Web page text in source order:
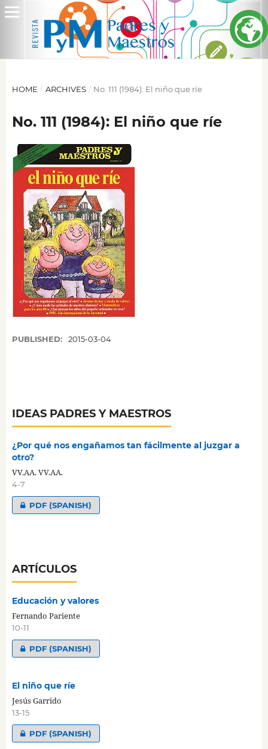
HOME / ARCHIVES / No. 111 (1984): El niño que ríe
No. 111 (1984): El niño que ríe
PUBLISHED: 2015-03-04
IDEAS PADRES Y MAESTROS
¿Por qué nos engañamos tan fácilmente al juzgar a
otro?
VV.AA. VV.AA.
4-7
PDF (SPANISH)
ARTÍCULOS
Educación y valores
Fernando Pariente
10-11
PDF (SPANISH)
El niño que ríe
Jesús Garrido
13-15
PDF (SPANISH)